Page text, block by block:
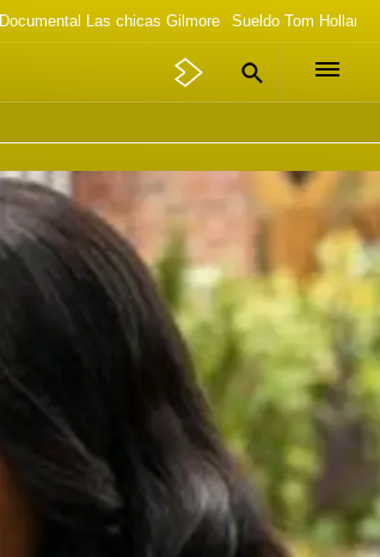
Documental Las chicas Gilmore Sueldo Tom Holland